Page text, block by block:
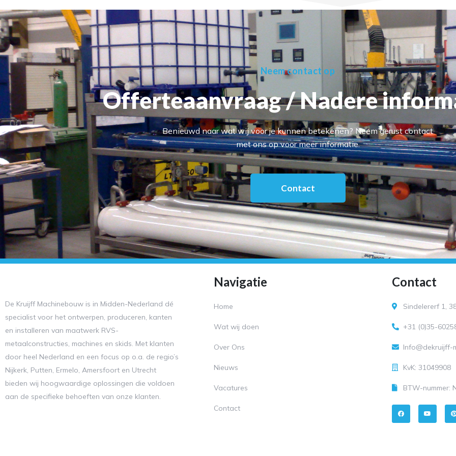
Neem contact op
Offerteaanvraag / Nadere
Benieuwd naar wat wij voor je kunnen betekenen? Neem gerust contact
met ons op voor meer informatie.
Contact
De Kruijff Machinebouw is in Midden-Nederland dé
specialist voor het ontwerpen, produceren, kanten
en installeren van maatwerk RVS-
metaalconstructies, machines en skids. Met klanten
door heel Nederland en een focus op o.a. de regio’s
Nijkerk, Putten, Ermelo, Amersfoort en Utrecht
bieden wij hoogwaardige oplossingen die voldoen
aan de specifieke behoeften van onze klanten.
Navigatie
Home
Wat wij doen
Over Ons
Nieuws
Vacatures
Contact
Contact
Sindelererf 1,
+31 (0)35-
Info@dekruijff-
KvK: 31049908
BTW-nummer:
F
a
c
e
Y
o
t
i
t